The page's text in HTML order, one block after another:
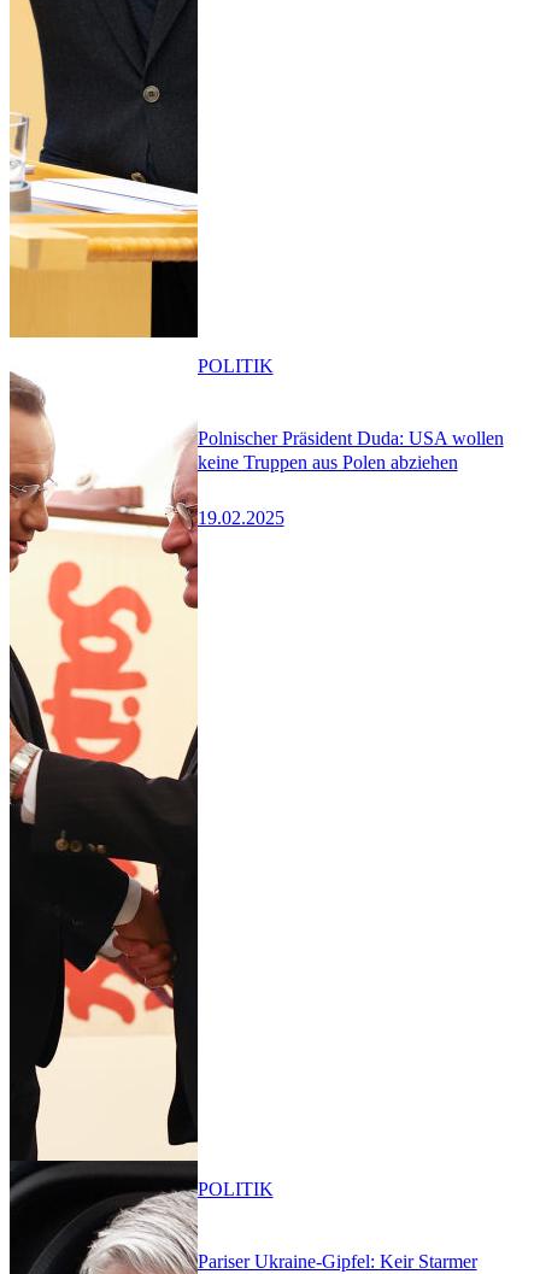
Polnischer Präsident Duda: USA wollen
keine Truppen aus Polen abziehen
19.02.2025
POLITIK
Pariser Ukraine-Gipfel: Keir Starmer
POLITIK